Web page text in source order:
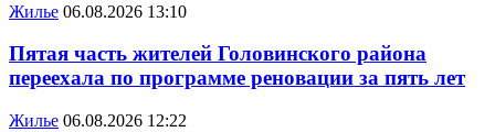
Жилье 06.08.2026 13:10
Пятая часть жителей Головинского района
переехала по программе реновации за пять лет
Жилье 06.08.2026 12:22